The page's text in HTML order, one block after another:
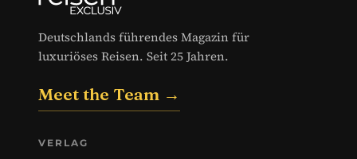
Deutschlands führendes Magazin für
luxuriöses Reisen. Seit 25 Jahren.
Meet the Team →
VERLAG